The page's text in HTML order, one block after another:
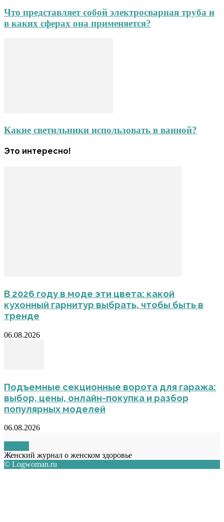
Что представляет собой электросварная труба и
в каких сферах она применяется?
Какие светильники использовать в ванной?
Это интересно!
В 2026 году в моде эти цвета: какой
кухонный гарнитур выбрать, чтобы быть в
тренде
06.08.2026
Подъемные секционные ворота для гаража:
выбор, цены, онлайн-покупка и разбор
популярных моделей
06.08.2026
Женский журнал о женском здоровье
© Logwoman.ru